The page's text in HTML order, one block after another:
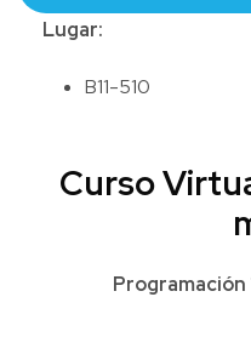
Lugar:
B11-510
Curso
Programación